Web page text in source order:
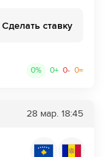
Сделать ставку
0% 0+ 0- 0=
28 мар. 18:45